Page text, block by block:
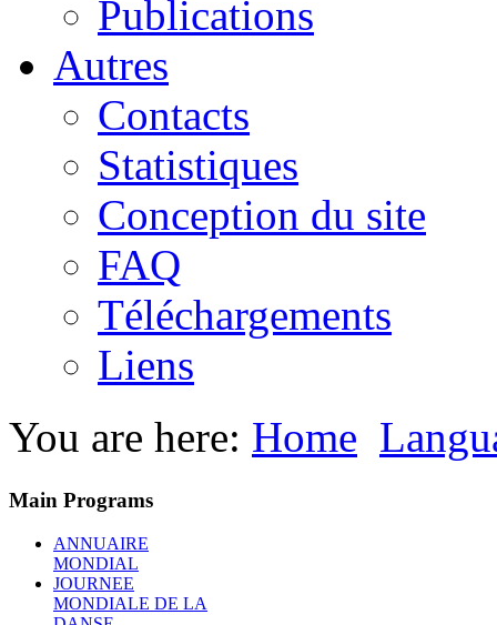
Publications
Autres
Contacts
Statistiques
Conception du site
FAQ
Téléchargements
Liens
You are here: Home
Main Programs
ANNUAIRE
MONDIAL
JOURNEE
MONDIALE DE LA